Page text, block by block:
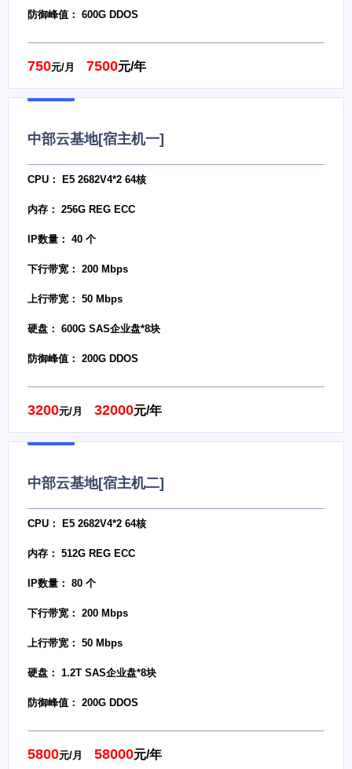
防御峰值： 600G DDOS
750元/月 7500元/年
中部云基地[宿主机一]
CPU： E5 2682V4*2 64核
内存： 256G REG ECC
IP数量： 40 个
下行带宽： 200 Mbps
上行带宽： 50 Mbps
硬盘： 600G SAS企业盘*8块
防御峰值： 200G DDOS
3200元/月 32000元/年
中部云基地[宿主机二]
CPU： E5 2682V4*2 64核
内存： 512G REG ECC
IP数量： 80 个
下行带宽： 200 Mbps
上行带宽： 50 Mbps
硬盘： 1.2T SAS企业盘*8块
防御峰值： 200G DDOS
5800元/月 58000元/年